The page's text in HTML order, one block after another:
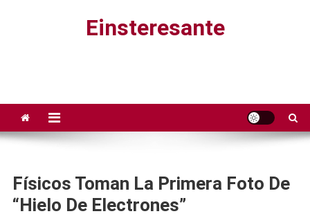
Einsteresante
Físicos Toman La Primera Foto De
“hielo De Electrones”